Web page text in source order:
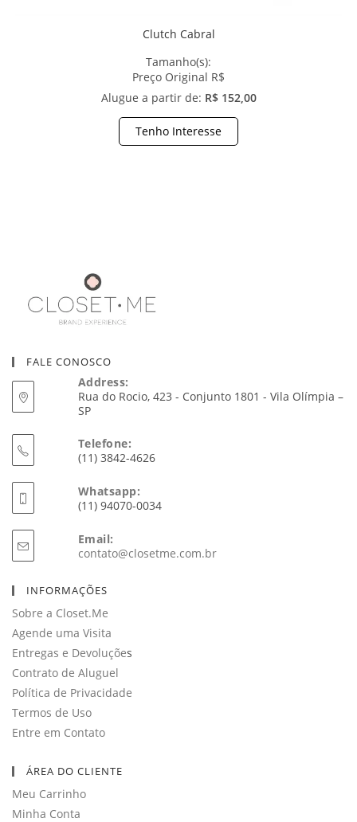
Clutch Cabral
Tamanho(s):
Preço Original R$
Alugue a partir de: R$ 152,00
Tenho Interesse
FALE CONOSCO
Address:
Rua do Rocio, 423 - Conjunto 1801 - Vila Olímpia –
SP
Telefone:
(11) 3842-4626
Whatsapp:
(11) 94070-0034
Email:
contato@closetme.com.brAbre
INFORMAÇÕES
Sobre a Closet.Me
Agende uma Visita
Entregas e Devoluções
Contrato de Aluguel
Política de Privacidade
Termos de Uso
Entre em Contato
ÁREA DO CLIENTE
Meu Carrinho
Minha Conta